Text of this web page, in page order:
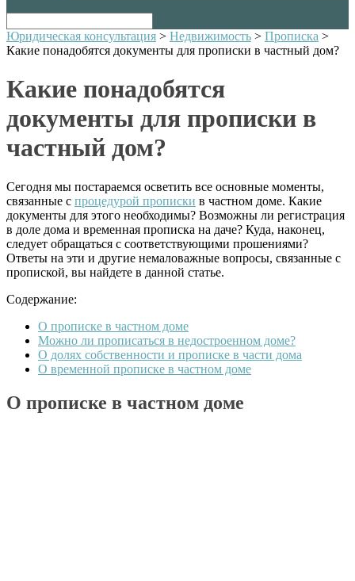
Юридическая консультация > Недвижимость > Прописка >
Какие понадобятся документы для прописки в частный дом?
Какие понадобятся
документы для прописки в
частный дом?
Сегодня мы постараемся осветить все основные моменты,
связанные с процедурой прописки в частном доме. Какие
документы для этого необходимы? Возможны ли регистрация
в доле дома и временная прописка на даче? Куда, наконец,
следует обращаться с соответствующими прошениями?
Ответы на эти и другие немаловажные вопросы, связанные с
пропиской, вы найдете в данной статье.
Содержание:
О прописке в частном доме
Можно ли прописаться в недостроенном доме?
О долях собственности и прописке в части дома
О временной прописке в частном доме
О прописке в частном доме